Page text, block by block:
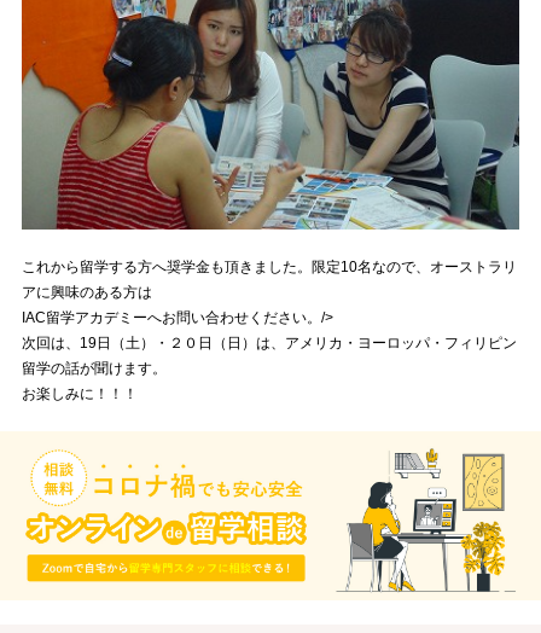
これから留学する方へ奨学金も頂きました。限定10名なので、オーストラリ
アに興味のある方は
IAC留学アカデミーへお問い合わせください。/>
次回は、19日（土）・２０日（日）は、アメリカ・ヨーロッパ・フィリピン
留学の話が聞けます。
お楽しみに！！！